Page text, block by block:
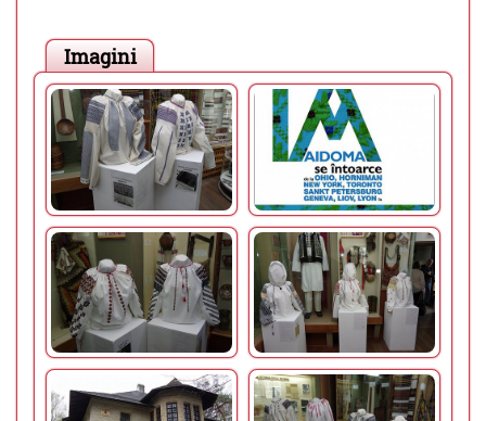
Imagini